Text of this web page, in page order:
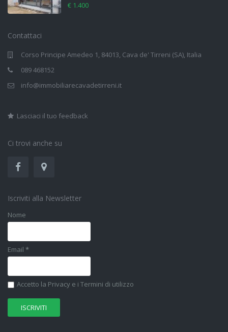
€ 1.400
Contattaci
Corso Principe Amedeo 1, 84013, Cava de' Tirreni (SA), Italia
089 468152
info@immobiliarecavadetirreni.it
Lasciaci il tuo feedback
Ci trovi anche su
Iscriviti alla Newsletter
Nome
Email *
Accetto la Privacy e i Termini di utilizzo